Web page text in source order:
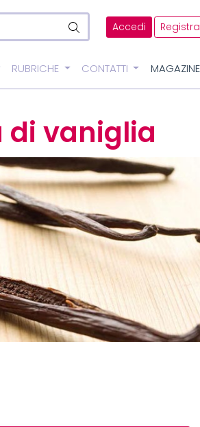
Accedi
RUBRICHE CONTATTI MAGAZINE
di vaniglia